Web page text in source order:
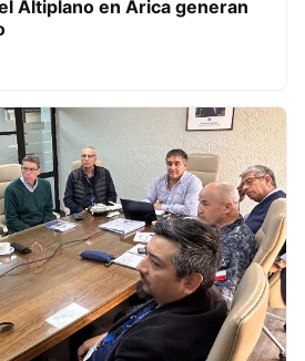
Altiplano en Arica generan